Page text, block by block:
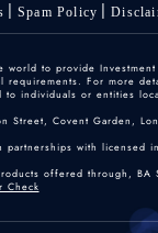
Spam Policy
world to provide
requirements. For more
individuals or entities
Covent Garden,
with licensed
offered through,
Check